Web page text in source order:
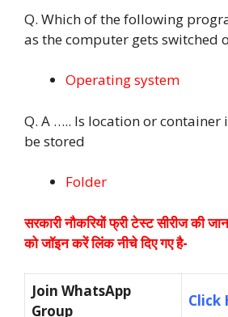
Q. Which of the following
as the computer gets switched
Operating system
Q. A ….. Is location or container
be stored
Folder
सरकारी नौकरियों फ्री टेस्ट सीरीज की
को जॉइन करें लिंक नीचे दिए गए है-
Join WhatsApp
Group
Click